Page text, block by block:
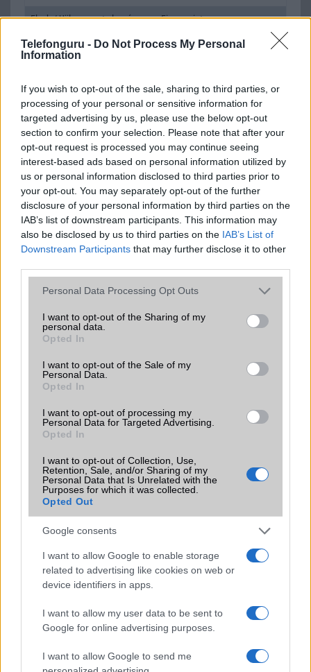
Telefonguru - Do Not Process My Personal
Information
If you wish to opt-out of the sale, sharing to third parties, or
processing of your personal or sensitive information for
targeted advertising by us, please use the below opt-out
section to confirm your selection. Please note that after your
opt-out request is processed you may continue seeing
interest-based ads based on personal information utilized by
us or personal information disclosed to third parties prior to
your opt-out. You may separately opt-out of the further
disclosure of your personal information by third parties on the
IAB’s list of downstream participants. This information may
also be disclosed by us to third parties on the IAB’s List of
Downstream Participants that may further disclose it to other
Please note that this website/app uses one or more Google
not limited to your visit or usage behaviour. You may click to
grant or deny consent to Google and its third-party tags to
use your data for below specified purposes in below Google
consent section.
Personal Data Processing Opt Outs
I want to opt-out of the Sharing of my
personal data.
Opted In
I want to opt-out of the Sale of my
Personal Data.
Opted In
I want to opt-out of processing my
Personal Data for Targeted Advertising.
Opted In
I want to opt-out of Collection, Use,
Retention, Sale, and/or Sharing of my
Personal Data that Is Unrelated with the
Purposes for which it was collected.
Opted Out
Google consents
I want to allow Google to enable storage
related to advertising like cookies on web or
device identifiers in apps.
I want to allow my user data to be sent to
Google for online advertising purposes.
I want to allow Google to send me
Flash/Ujjlenyomat olvasó Fingerprint sensor
SNS integráció alap szolgáltatás
T9 szótár alkalmazás független szótár
Office alkalmazások
DV = Document viewer (Word,
Excel, PowerPoint, PDF)
Iránytũ ecompass
Extrák Dolby mobile
EGYÉB
Vibra jelzés Van
SIM-ek száma 2
Flight mode Van
Terület
Funkciók Splash resistant
Brand
Védelem Nincs
Limited Edition
SAR
Nincs publikus adat!
N/A = Nincs adat. Legutóbbi frissítés: 2026-07-13 19:00:00
Új és Használt GSM kiemelt ajánlatok
Apple iPhone 17 Pro